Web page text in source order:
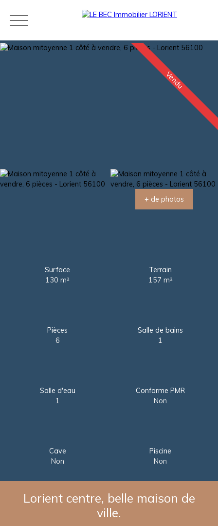
Contact Estimation
Vendu
+ de photos
Surface
130m²
Terrain
157 m²
Pièces
6
Salle de bains
1
Salle d'eau
1
Conforme PMR
Non
Cave
Non
Piscine
Non
Lorient centre, belle maison de
ville.